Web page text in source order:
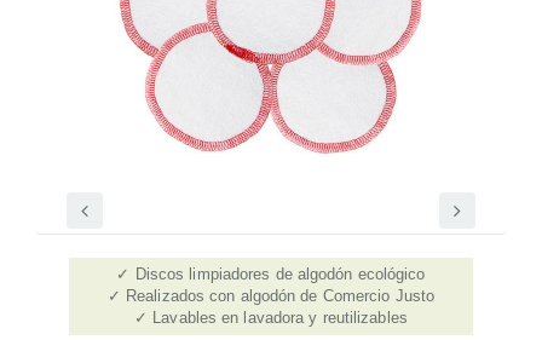
Discos limpiadores de algodón ecológico
Realizados con algodón de Comercio Justo
Lavables en lavadora y reutilizables